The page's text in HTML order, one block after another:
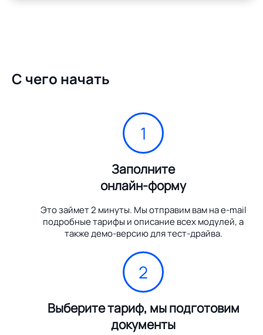
С чего начать
1
Заполните
онлайн-форму
Это займет 2 минуты. Мы отправим вам на e-mail
подробные тарифы и описание всех модулей, а
также демо-версию для тест-драйва.
2
Выберите тариф, мы подготовим
документы